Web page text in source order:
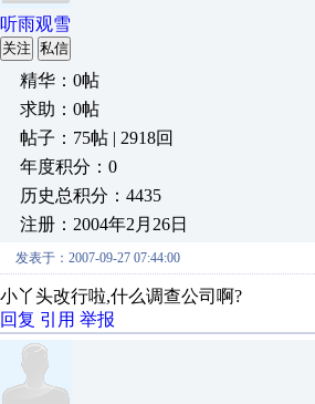
听雨观雪
关注 私信
精华：0帖
求助：0帖
帖子：75帖 | 2918回
年度积分：0
历史总积分：4435
注册：2004年2月26日
发表于：2007-09-27 07:44:00
小丫头改行啦,什么调查公司啊?
回复 引用 举报